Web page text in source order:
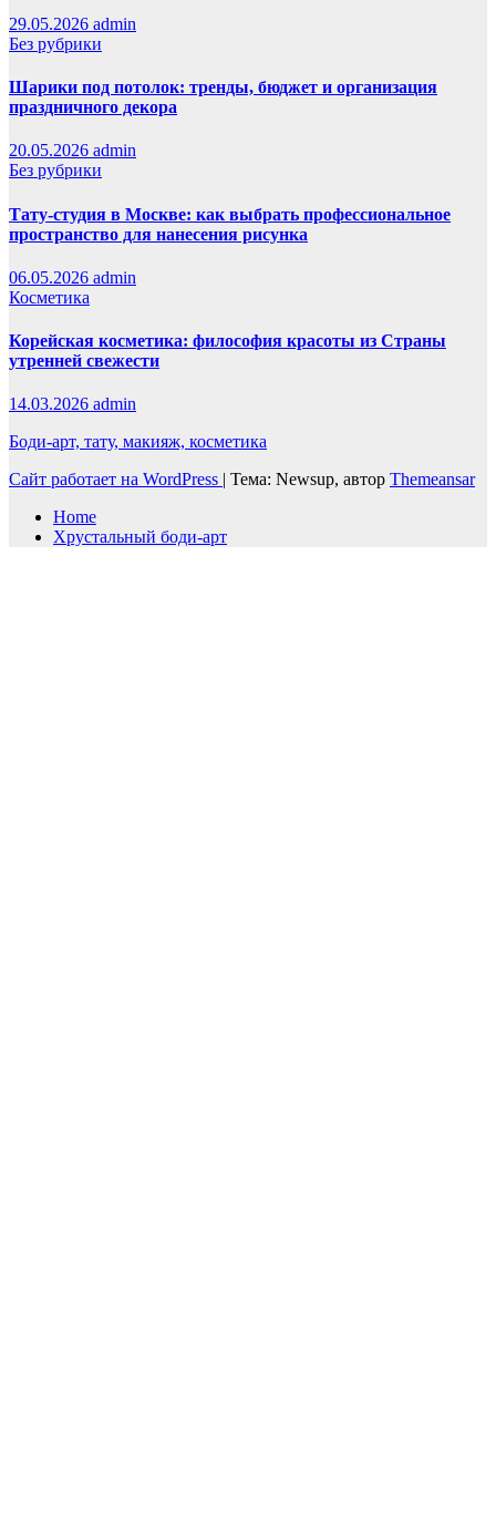
29.05.2026 admin
Без рубрики
Шарики под потолок: тренды, бюджет и организация
праздничного декора
20.05.2026 admin
Без рубрики
Тату-студия в Москве: как выбрать профессиональное
пространство для нанесения рисунка
06.05.2026 admin
Косметика
Корейская косметика: философия красоты из Страны
утренней свежести
14.03.2026 admin
Боди-арт, тату, макияж, косметика
Сайт работает на WordPress | Тема: Newsup, автор Themeansar
Home
Хрустальный боди-арт